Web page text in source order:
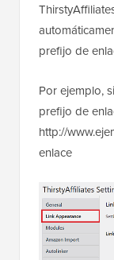
prefijo de
Por ejemplo,
prefijo de
http://
enlace